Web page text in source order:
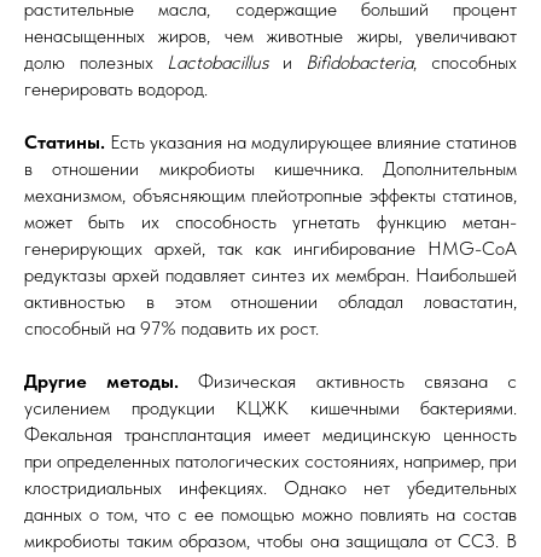
растительные масла, содержащие больший процент
ненасыщенных жиров, чем животные жиры, увеличивают
долю полезных Lactobacillusи Bifidobacteria, способных
генерировать водород.
Статины. Есть указания на модулирующее влияние статинов
в отношении микробиоты кишечника. Дополнительным
механизмом, объясняющим плейотропные эффекты статинов,
может быть их способность угнетать функцию метан-
генерирующих архей, так как ингибирование HMG-CoA
редуктазы архей подавляет синтез их мембран. Наибольшей
активностью в этом отношении обладал ловастатин,
способный на 97% подавить их рост.
Другие методы.Физическая активность связана с
усилением продукции КЦЖК кишечными бактериями.
Фекальная трансплантация имеет медицинскую ценность
при определенных патологических состояниях, например, при
клостридиальных инфекциях. Однако нет убедительных
данных о том, что с ее помощью можно повлиять на состав
микробиоты таким образом, чтобы она защищала от ССЗ. В